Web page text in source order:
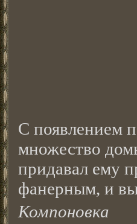
С появлением
множество
придавал ему
фанерным, и
Компоновка